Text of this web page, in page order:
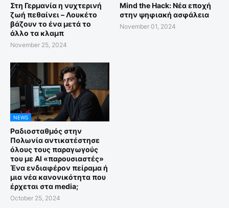
Στη Γερμανία η νυχτερινή
ζωή πεθαίνει – Λουκέτο
βάζουν το ένα μετά το
άλλο τα κλαμπ
November 25, 2024
Mind the Hack: Νέα εποχή
στην ψηφιακή ασφάλεια
November 01, 2024
NEWS
Ραδιοσταθμός στην
Πολωνία αντικατέστησε
όλους τους παραγωγούς
του με ΑΙ «παρουσιαστές»
Ένα ενδιαφέρον πείραμα ή
μια νέα κανονικότητα που
έρχεται στα media;
October 25, 2024